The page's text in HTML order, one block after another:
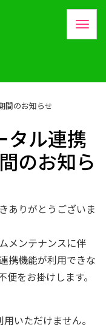
間のお知らせ
タル連携
のお知ら
ありがとうございま
メンテナンスに伴
携機能が利用できな
をお掛けします。
いただけません。